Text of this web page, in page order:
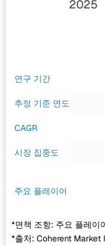
2025
연구 기간
추정 기준 연도
CAGR
시장 집중도
주요 플레이어
*면책 조항: 주요 플레이
*출처: Coherent Market